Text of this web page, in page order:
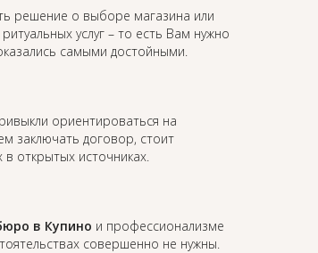
решение о выборе магазина или
услуг – то есть Вам нужно
самыми достойными.
ориентироваться на
заключать договор, стоит
открытых источниках.
в Купино и профессионализме
совершенно не нужны.